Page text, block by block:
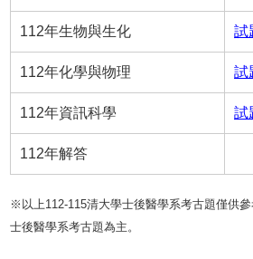
112年生物與生化 試
112年化學與物理 試
112年資訊科學 試
112年解答
※以上112-115清大學士後醫學系考古題僅供
士後醫學系考古題為主。